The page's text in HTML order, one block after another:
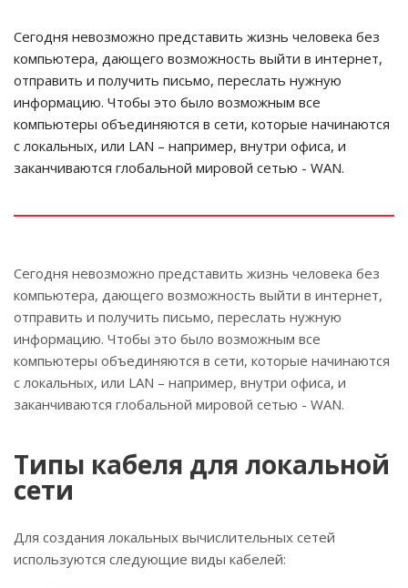
Сегодня невозможно представить жизнь человека без
компьютера, дающего возможность выйти в интернет,
отправить и получить письмо, переслать нужную
информацию. Чтобы это было возможным все
компьютеры объединяются в сети, которые начинаются
с локальных, или LAN – например, внутри офиса, и
заканчиваются глобальной мировой сетью - WAN.
Сегодня невозможно представить жизнь человека без
компьютера, дающего возможность выйти в интернет,
отправить и получить письмо, переслать нужную
информацию. Чтобы это было возможным все
компьютеры объединяются в сети, которые начинаются
с локальных, или LAN – например, внутри офиса, и
заканчиваются глобальной мировой сетью - WAN.
Типы кабеля для локальной
сети
Для создания локальных вычислительных сетей
используются следующие виды кабелей: